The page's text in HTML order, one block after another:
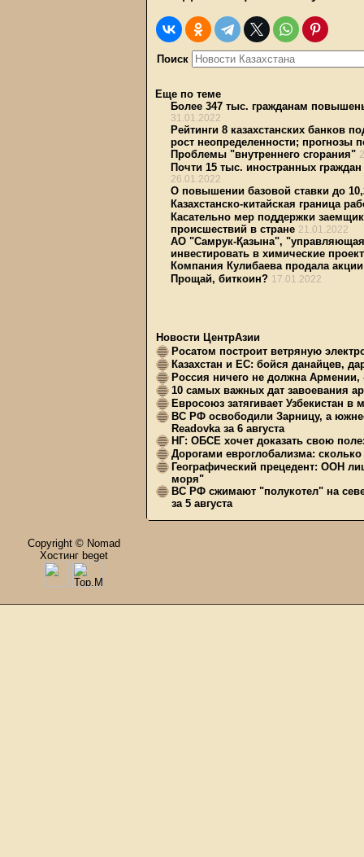
Поиск
Еще по теме
Более 347 тыс. гражданам
31.01.2022
Рейтинги 8 казахстанских банков
рост неопределенности; прогнозы
Проблемы "внутреннего сгорания"
Почти 15 тыс. иностранных
26.01.2022
О повышении базовой ставки до
Казахстанско-китайская граница
Касательно мер поддержки
происшествий в стране 21.01.2022
АО "Самрук-Қазына",
инвестировать в химические
Компания Кулибаева продала
Прощай, биткоин? 17.01.2022
Новости ЦентрАзии
Росатом построит ветряную
Казахстан и ЕС: бойся данайцев,
Россия ничего не должна Армении,
10 самых важных дат завоевания
Евросоюз затягивает Узбекистан
ВС РФ освободили Зарницу, а
Readovka за 6 августа
НГ: ОБСЕ хочет доказать свою
Дорогами евроглобализма:
Географический прецедент: ООН
моря"
ВС РФ сжимают "полукотел" на
за 5 августа
Copyright © Nomad
Хостинг beget